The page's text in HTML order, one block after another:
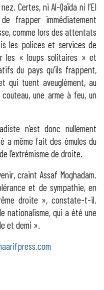
Certes, ni Al-Qaïda ni l’EI
frapper immédiatement
comme lors des attentats
les polices et services de
les « loups solitaires » et
du pays qu’ils frappent,
qui tuent aveuglément, au
couteau, une arme à feu, un
n’est donc nullement
a même fait des émules du
l’extrémisme de droite.
craint Assaf Moghadam.
et de sympathie, en
droite », constate-t-il.
nationalisme, qui a été une
et demi ».